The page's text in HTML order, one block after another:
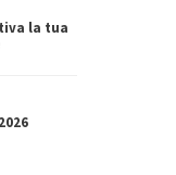
la tua